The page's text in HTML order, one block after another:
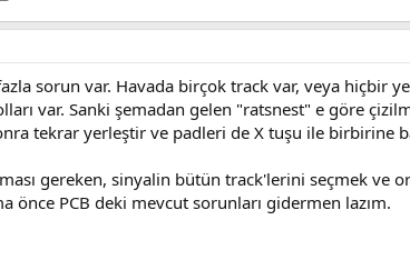
sorun var. Havada birçok track var, veya hiçbir
var. Sanki şemadan gelen "ratsnest" e göre
tekrar yerleştir ve padleri de X tuşu ile birbirine
gereken, sinyalin bütün track'lerini seçmek ve
önce PCB deki mevcut sorunları gidermen lazım.